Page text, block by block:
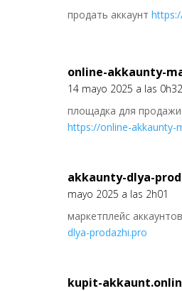
продать аккаунт
online-akkaunty-
14 mayo 2025 a las 0h32
площадка для продажи
https://online-akkaunty-
akkaunty-dlya-
mayo 2025 a las 2h01
маркетплейс
dlya-prodazhi.pro
kupit-